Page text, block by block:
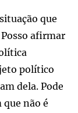
que
afirmar
político
dela. Pode
que não é